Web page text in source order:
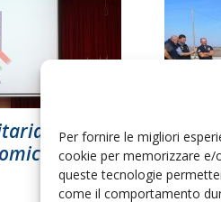
Per fornire le migliori
cookie per memorizzare e/
queste tecnologie
come il comportamento
negli
Gli
Di Ara